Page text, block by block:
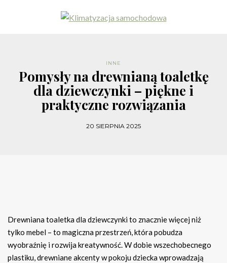
INNE
Pomysły na drewnianą toaletkę
dla dziewczynki – piękne i
praktyczne rozwiązania
20 SIERPNIA 2025
Drewniana toaletka dla dziewczynki to znacznie więcej niż
tylko mebel – to magiczna przestrzeń, która pobudza
wyobraźnię i rozwija kreatywność. W dobie wszechobecnego
plastiku, drewniane akcenty w pokoju dziecka wprowadzają